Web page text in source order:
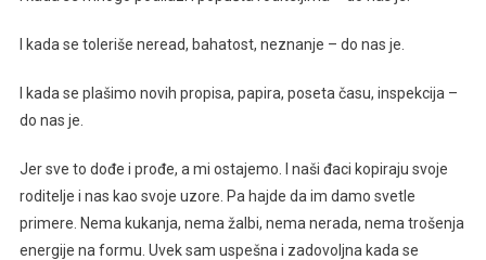
I kada se toleriše neread, bahatost, neznanje – do nas je.
I kada se plašimo novih propisa, papira, poseta času, inspekcija –
do nas je.
Jer sve to dođe i prođe, a mi ostajemo. I naši đaci kopiraju svoje
roditelje i nas kao svoje uzore. Pa hajde da im damo svetle
primere. Nema kukanja, nema žalbi, nema nerada, nema trošenja
energije na formu. Uvek sam uspešna i zadovoljna kada se